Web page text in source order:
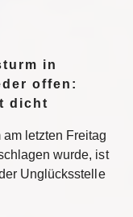
in
offen:
dicht
letzten Freitag
wurde, ist
Unglücksstelle